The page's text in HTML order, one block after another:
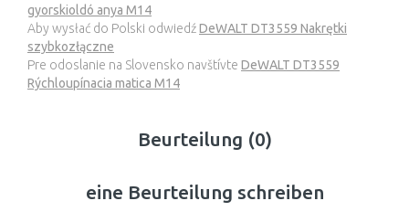
gyorskioldó anya M14
Aby wysłać do Polski odwiedźDeWALT DT3559 Nakrętki
szybkozłączne
Pre odoslanie na Slovensko navštívte DeWALT DT3559
Rýchloupínacia matica M14
Beurteilung (0)
eine Beurteilung schreiben